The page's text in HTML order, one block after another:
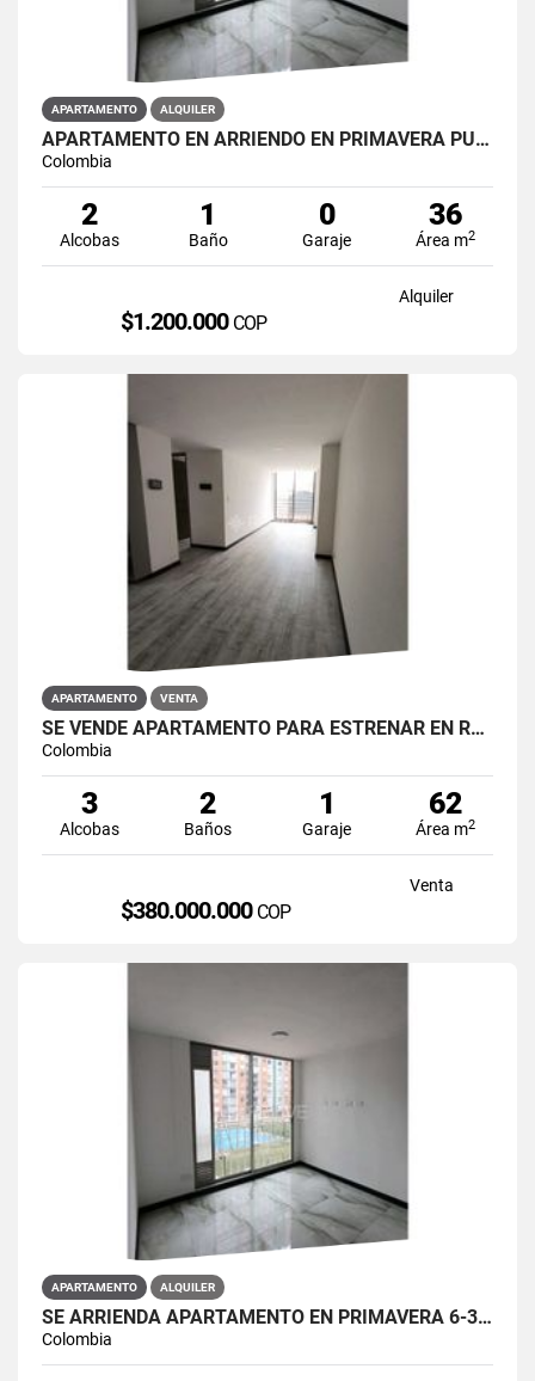
APARTAMENTO ALQUILER
APARTAMENTO EN ARRIENDO EN PRIMAVERA PUENTE ARANDA PRIMAVERA 6-39 ET 2
Colombia
2
Alcobas
1
Baño
0
Garaje
36
Área m2
Alquiler
$1.200.000 COP
APARTAMENTO VENTA
SE VENDE APARTAMENTO PARA ESTRENAR EN RESTREPO ANTONIO NARIÑO
Colombia
3
Alcobas
2
Baños
1
Garaje
62
Área m2
Venta
$380.000.000 COP
APARTAMENTO ALQUILER
SE ARRIENDA APARTAMENTO EN PRIMAVERA 6-39 ET 2 PISO 3 PARS ESTRENAR
Colombia